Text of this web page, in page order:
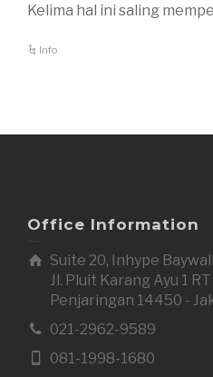
Kelima hal ini saling
Info
Office Information
Suite 20, Inhype
Jl. Pluit Karang Ayu 1
Penjaringan 14450 -
021-2962-9589
081-1998-1680